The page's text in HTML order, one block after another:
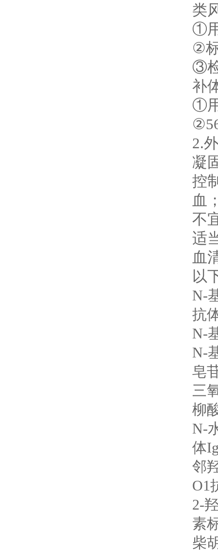
类
①
②
③
补
①
2.
凝
控
血
不
适
血
以
N-
抗
N-
N-
皂
三
柳
N-
体
邻
O1
2-
素
柴